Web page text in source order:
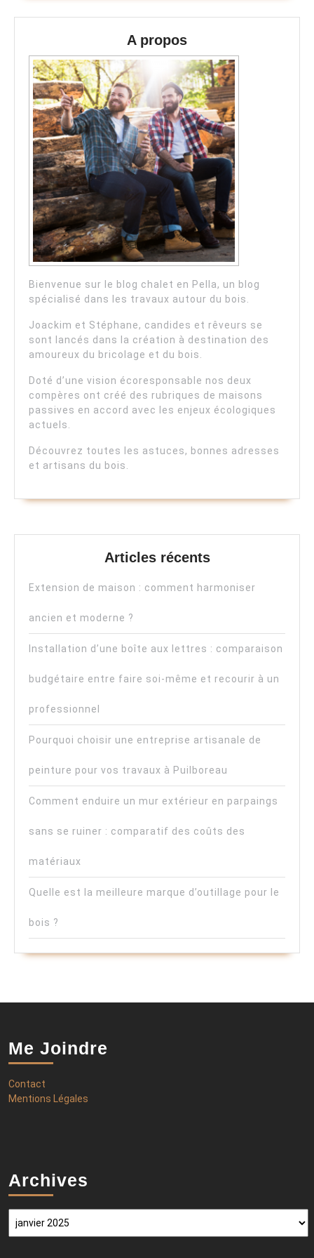
A propos
Bienvenue sur le blog chalet en Pella, un blog
spécialisé dans les travaux autour du bois.
Joackim et Stéphane, candides et rêveurs se
sont lancés dans la création à destination des
amoureux du bricolage et du bois.
Doté d’une vision écoresponsable nos deux
compères ont créé des rubriques de maisons
passives en accord avec les enjeux écologiques
actuels.
Découvrez toutes les astuces, bonnes adresses
et artisans du bois.
Articles récents
Extension de maison : comment harmoniser
ancien et moderne ?
Installation d’une boîte aux lettres : comparaison
budgétaire entre faire soi-même et recourir à un
professionnel
Pourquoi choisir une entreprise artisanale de
peinture pour vos travaux à Puilboreau
Comment enduire un mur extérieur en parpaings
sans se ruiner : comparatif des coûts des
matériaux
Quelle est la meilleure marque d’outillage pour le
bois ?
Me Joindre
Contact
Mentions Légales
Archives